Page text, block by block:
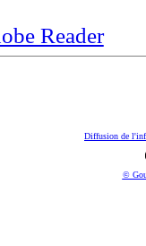
Reader
Diffusion de
©